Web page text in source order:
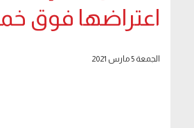
اعتراضها فوق
الجمعة 5 مارس 2021